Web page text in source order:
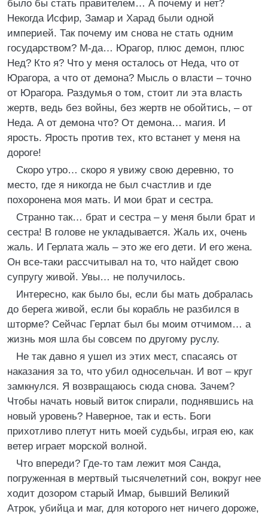
было бы стать правителем… А почему и нет?
Некогда Исфир, Замар и Харад были одной
империей. Так почему им снова не стать одним
государством? М-да… Юрагор, плюс демон, плюс
Нед? Кто я? Что у меня осталось от Неда, что от
Юрагора, а что от демона? Мысль о власти – точно
от Юрагора. Раздумья о том, стоит ли эта власть
жертв, ведь без войны, без жертв не обойтись, – от
Неда. А от демона что? От демона… магия. И
ярость. Ярость против тех, кто встанет у меня на
дороге!
Скоро утро… скоро я увижу свою деревню, то
место, где я никогда не был счастлив и где
похоронена моя мать. И мои брат и сестра.
Странно так… брат и сестра – у меня были брат и
сестра! В голове не укладывается. Жаль их, очень
жаль. И Герлата жаль – это же его дети. И его жена.
Он все-таки рассчитывал на то, что найдет свою
супругу живой. Увы… не получилось.
Интересно, как было бы, если бы мать добралась
до берега живой, если бы корабль не разбился в
шторме? Сейчас Герлат был бы моим отчимом… а
жизнь моя шла бы совсем по другому руслу.
Не так давно я ушел из этих мест, спасаясь от
наказания за то, что убил односельчан. И вот – круг
замкнулся. Я возвращаюсь сюда снова. Зачем?
Чтобы начать новый виток спирали, поднявшись на
новый уровень? Наверное, так и есть. Боги
прихотливо плетут нить моей судьбы, играя ею, как
ветер играет морской волной.
Что впереди? Где-то там лежит моя Санда,
погруженная в мертвый тысячелетний сон, вокруг нее
ходит дозором старый Имар, бывший Великий
Атрок, убийца и маг, для которого нет ничего дороже,